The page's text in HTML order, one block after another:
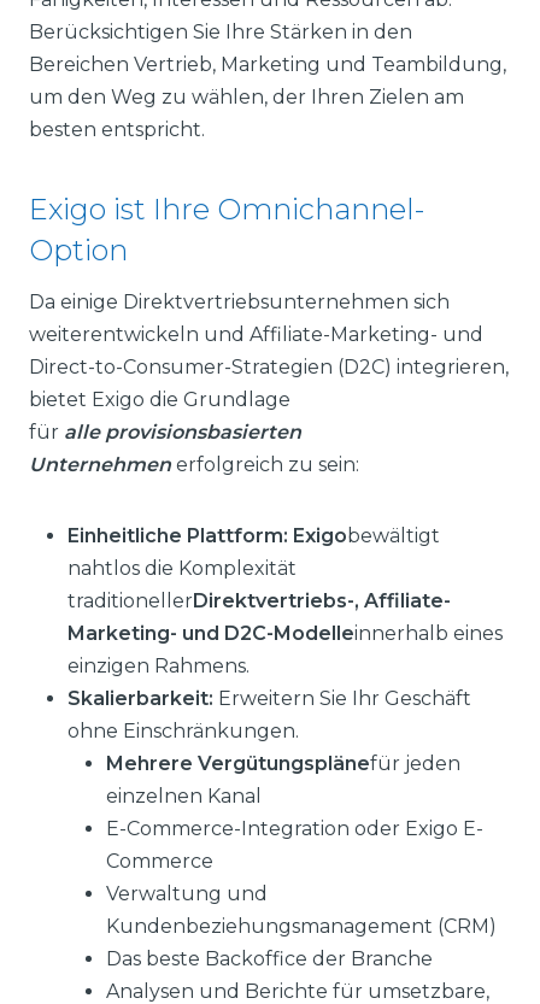
Berücksichtigen Sie Ihre Stärken in den
Bereichen Vertrieb, Marketing und Teambildung,
um den Weg zu wählen, der Ihren Zielen am
besten entspricht.
Exigo ist Ihre Omnichannel-
Option
Da einige Direktvertriebsunternehmen sich
weiterentwickeln und Affiliate-Marketing- und
Direct-to-Consumer-Strategien (D2C) integrieren,
bietet Exigo die Grundlage
für alle provisionsbasierten
Unternehmen erfolgreich zu sein:
Einheitliche Plattform: Exigobewältigt
nahtlos die Komplexität
traditionellerDirektvertriebs-, Affiliate-
Marketing- und D2C-Modelleinnerhalb eines
einzigen Rahmens.
Skalierbarkeit: Erweitern Sie Ihr Geschäft
ohne Einschränkungen.
Mehrere Vergütungsplänefür jeden
einzelnen Kanal
E-Commerce-Integration oder Exigo E-
Commerce
Verwaltung und
Kundenbeziehungsmanagement (CRM)
Das beste Backoffice der Branche
Analysen und Berichte für umsetzbare,